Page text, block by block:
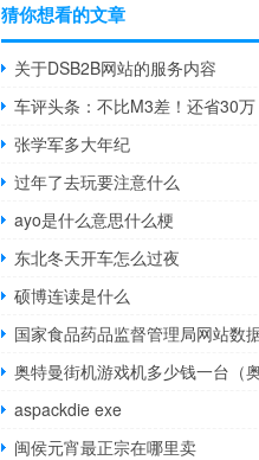
猜你想看的文章
关于DSB2B网站的服务内容
张学军多大年纪
过年了去玩要注意什么
ayo是什么意思什么梗
东北冬天开车怎么过夜
硕博连读是什么
aspackdie exe
闽侯元宵最正宗在哪里卖